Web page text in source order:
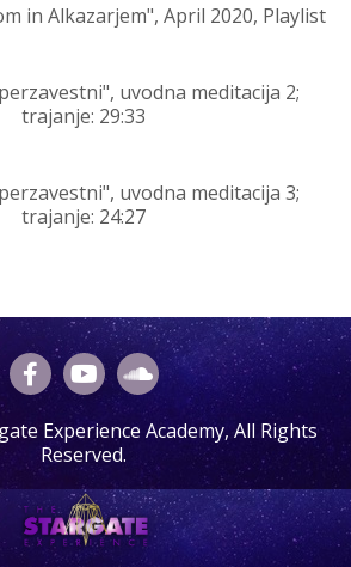
in Alkazarjem", April 2020, Playlist
uvodna meditacija 2;
trajanje: 29:33
uvodna meditacija 3;
trajanje: 24:27
Experience Academy, All Rights
Reserved.